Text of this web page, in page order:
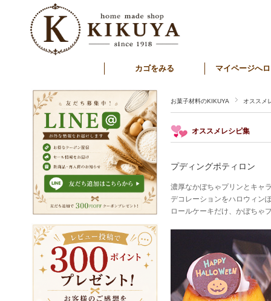
カゴをみる マイページへ
お菓子材料のKIKUYA オススメ
オススメレシピ集
プディングポティロン
濃厚なかぼちゃプリンとキャ
デコレーションをハロウィン
ロールケーキだけ、かぼちゃ